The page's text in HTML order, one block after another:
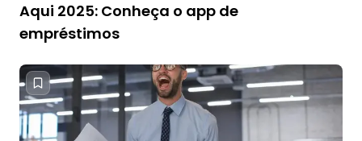
Aqui 2025: Conheça o app de
empréstimos